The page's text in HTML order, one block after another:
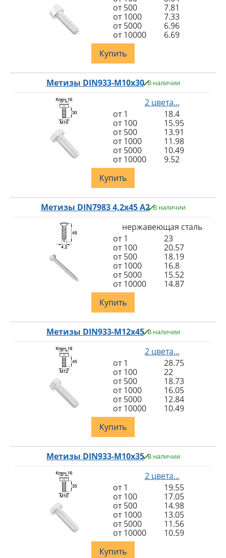
от 500
7.81
от 1000
7.33
от 5000
6.96
от 10000
6.69
Купить
Метизы DIN933-M10x30 В наличии
2 цвета...
от 1
18.4
от 100
15.95
от 500
13.91
от 1000
11.98
от 5000
10.49
от 10000
9.52
Купить
Метизы DIN7983 4,2x45 A2 В наличии
нержавеющая сталь
от 1
23
от 100
20.57
от 500
18.19
от 1000
16.8
от 5000
15.52
от 10000
14.87
Купить
Метизы DIN933-M12x45 В наличии
2 цвета...
от 1
28.75
от 100
22
от 500
18.73
от 1000
16.05
от 5000
12.84
от 10000
10.49
Купить
Метизы DIN933-M10x35 В наличии
2 цвета...
от 1
19.55
от 100
17.05
от 500
14.98
от 1000
13.05
от 5000
11.56
от 10000
10.59
Купить